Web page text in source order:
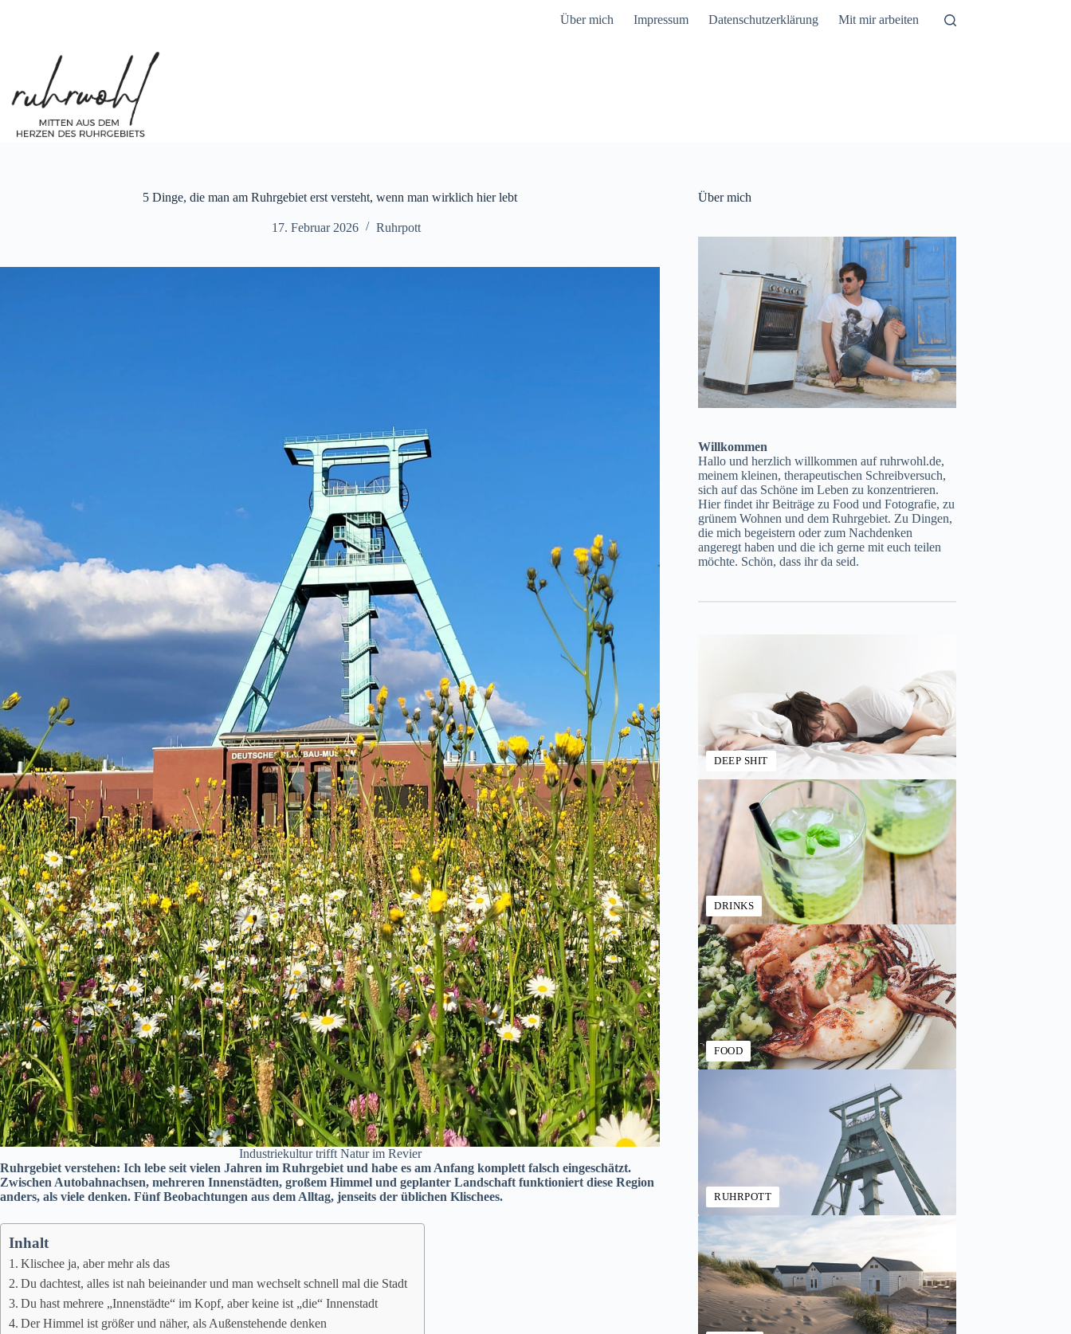
Über mich Impressum Datenschutzerklärung Mit mir arbeiten
5 Dinge, die man am Ruhrgebiet erst versteht, wenn man wirklich hier lebt
17. Februar 2026 Ruhrpott
Industriekultur trifft Natur im Revier
Ruhrgebiet verstehen: Ich lebe seit vielen Jahren im Ruhrgebiet und habe es am Anfang komplett falsch eingeschätzt.
Zwischen Autobahnachsen, mehreren Innenstädten, großem Himmel und geplanter Landschaft funktioniert diese Region
anders, als viele denken. Fünf Beobachtungen aus dem Alltag, jenseits der üblichen Klischees.
Inhalt
Klischee ja, aber mehr als das
Du dachtest, alles ist nah beieinander und man wechselt schnell mal die Stadt
Du hast mehrere „Innenstädte“ im Kopf, aber keine ist „die“ Innenstadt
Der Himmel ist größer und näher, als Außenstehende denken
Über mich
Willkommen
Hallo und herzlich willkommen auf ruhrwohl.de,
meinem kleinen, therapeutischen Schreibversuch,
sich auf das Schöne im Leben zu konzentrieren.
Hier findet ihr Beiträge zu Food und Fotografie, zu
grünem Wohnen und dem Ruhrgebiet. Zu Dingen,
die mich begeistern oder zum Nachdenken
angeregt haben und die ich gerne mit euch teilen
möchte. Schön, dass ihr da seid.
DEEP SHIT
DRINKS
FOOD
RUHRPOTT